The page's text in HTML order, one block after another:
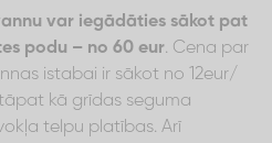
var iegādāties sākot pat
podu – no 60 eur. Cena par
istabai ir sākot no 12eur/
kā grīdas seguma
telpu platības. Arī